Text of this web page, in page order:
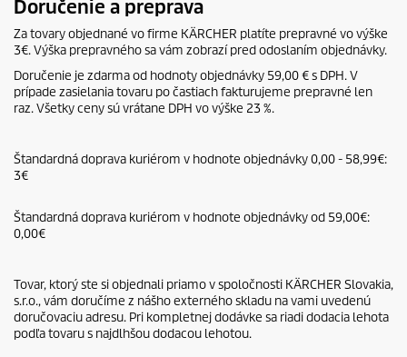
Doručenie a preprava
Za tovary objednané vo firme KÄRCHER platíte prepravné vo výške
3€. Výška prepravného sa vám zobrazí pred odoslaním objednávky.
Doručenie je zdarma od hodnoty objednávky 59,00 € s DPH. V
prípade zasielania tovaru po častiach fakturujeme prepravné len
raz. Všetky ceny sú vrátane DPH vo výške 23 %.
Štandardná doprava kuriérom v hodnote objednávky 0,00 - 58,99€:
3€
Štandardná doprava kuriérom v hodnote objednávky od 59,00€:
0,00€
Tovar, ktorý ste si objednali priamo v spoločnosti KÄRCHER Slovakia,
s.r.o., vám doručíme z nášho externého skladu na vami uvedenú
doručovaciu adresu. Pri kompletnej dodávke sa riadi dodacia lehota
podľa tovaru s najdlhšou dodacou lehotou.